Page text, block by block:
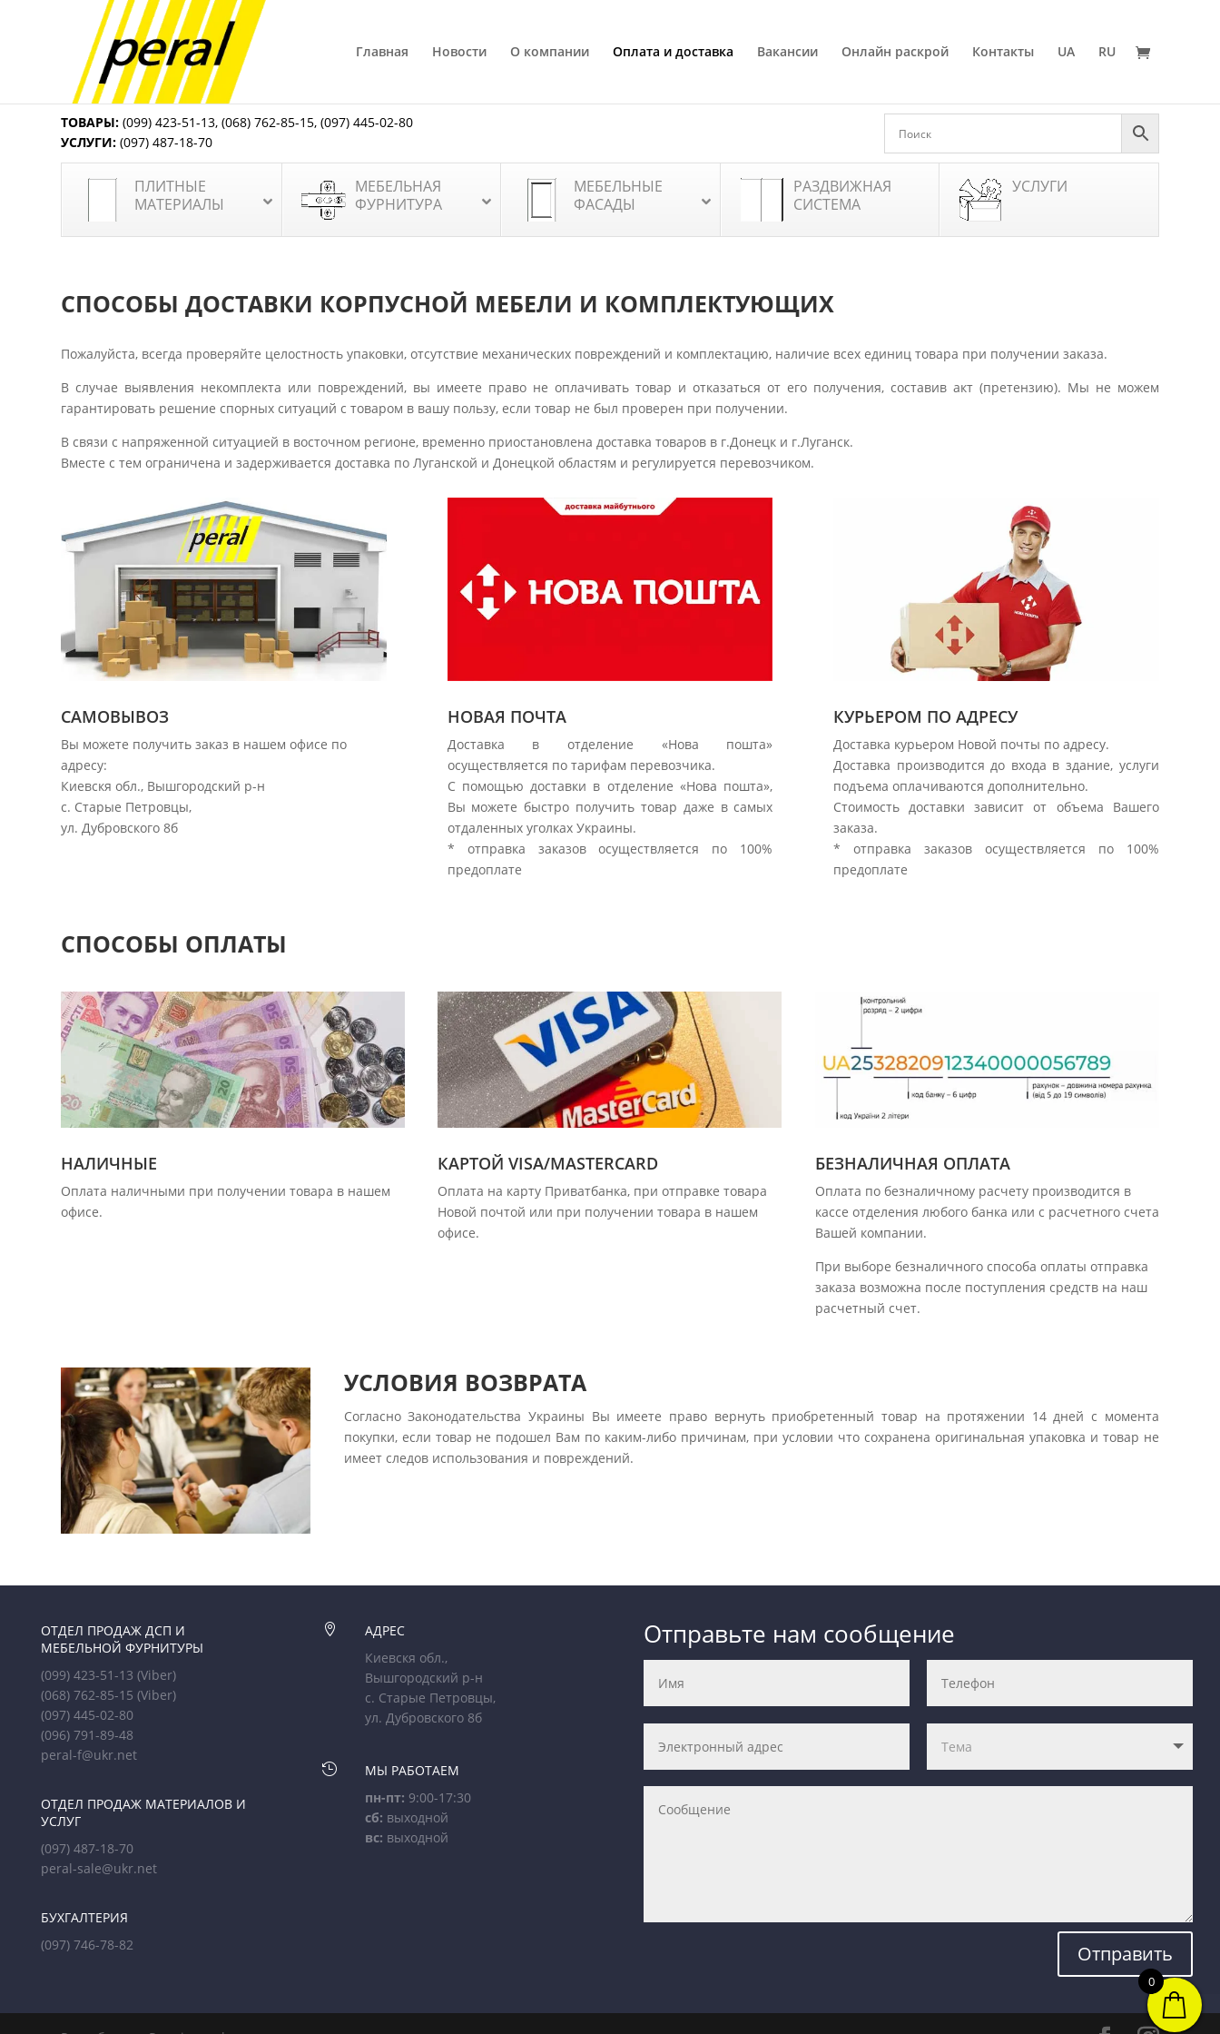
Главная Новости О компании Оплата и доставка Вакансии Онлайн раскрой Контакты UA RU
ТОВАРЫ: (099) 423-51-13,(068) 762-85-15,(097) 445-02-80
УСЛУГИ: (097) 487-18-70
ПЛИТНЫЕ
МАТЕРИАЛЫ
МЕБЕЛЬНАЯ
ФУРНИТУРА
МЕБЕЛЬНЫЕ
ФАСАДЫ
РАЗДВИЖНАЯ
СИСТЕМА
УСЛУГИ
СПОСОБЫ ДОСТАВКИ КОРПУСНОЙ МЕБЕЛИ И КОМПЛЕКТУЮЩИХ
Пожалуйста, всегда проверяйте целостность упаковки, отсутствие механических повреждений и комплектацию, наличие всех единиц товара при получении заказа.
В случае выявления некомплекта или повреждений, вы имеете право не оплачивать товар и отказаться от его получения, составив акт (претензию). Мы не можем
гарантировать решение спорных ситуаций с товаром в вашу пользу, если товар не был проверен при получении.
В связи с напряженной ситуацией в восточном регионе, временно приостановлена ​​доставка товаров в г.Донецк и г.Луганск.
Вместе с тем ограничена и задерживается доставка по Луганской и Донецкой областям и регулируется перевозчиком.
САМОВЫВОЗ
Вы можете получить заказ в нашем офисе по
адресу:
Киевскя обл., Вышгородский р-н
с. Старые Петровцы,
ул. Дубровского 8б
НОВАЯ ПОЧТА
Доставка в отделение «Нова пошта»
осуществляется по тарифам перевозчика.
С помощью доставки в отделение «Нова пошта»,
Вы можете быстро получить товар даже в самых
отдаленных уголках Украины.
* отправка заказов осуществляется по 100%
предоплате
КУРЬЕРОМ ПО АДРЕСУ
Доставка курьером Новой почты по адресу.
Доставка производится до входа в здание, услуги
подъема оплачиваются дополнительно.
Стоимость доставки зависит от объема Вашего
заказа.
* отправка заказов осуществляется по 100%
предоплате
СПОСОБЫ ОПЛАТЫ
НАЛИЧНЫЕ
Оплата наличными при получении товара в нашем
офисе.
КАРТОЙ VISA/MASTERCARD
Оплата на карту Приватбанка, при отправке товара
Новой почтой или при получении товара в нашем
офисе.
БЕЗНАЛИЧНАЯ ОПЛАТА
Оплата по безналичному расчету производится в
кассе отделения любого банка или с расчетного счета
Вашей компании.
При выборе безналичного способа оплаты отправка
заказа возможна после поступления средств на наш
расчетный счет.
УСЛОВИЯ ВОЗВРАТА
Согласно Законодательства Украины Вы имеете право вернуть приобретенный товар на протяжении 14 дней с момента
покупки, если товар не подошел Вам по каким-либо причинам, при условии что сохранена оригинальная упаковка и товар не
имеет следов использования и повреждений.
ОТДЕЛ ПРОДАЖ ДСП И
МЕБЕЛЬНОЙ ФУРНИТУРЫ
(099) 423-51-13(Viber)
(068) 762-85-15(Viber)
(097) 445-02-80
(096) 791-89-48
peral-f@ukr.net
ОТДЕЛ ПРОДАЖ МАТЕРИАЛОВ И
УСЛУГ
(097) 487-18-70
peral-sale@ukr.net
БУХГАЛТЕРИЯ
(097) 746-78-82

АДРЕС
Киевскя обл.,
Вышгородский р-н
с. Старые Петровцы,
ул. Дубровского 8б

МЫ РАБОТАЕМ
пн-пт: 9:00-17:30
сб: выходной
вс: выходной
Отправьте нам сообщение
Отправить
0